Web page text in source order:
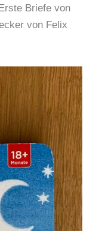
Briefe von
von Felix